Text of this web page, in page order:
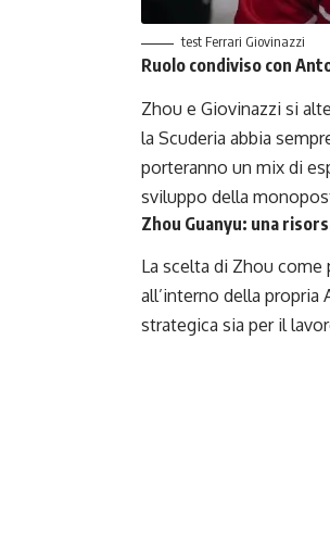
test Ferrari Giovinazzi
Ruolo condiviso con
Zhou e Giovinazzi si
la Scuderia abbia
porteranno un mix di
sviluppo della
Zhou Guanyu: una
La scelta di Zhou
all’interno della propria
strategica sia per il